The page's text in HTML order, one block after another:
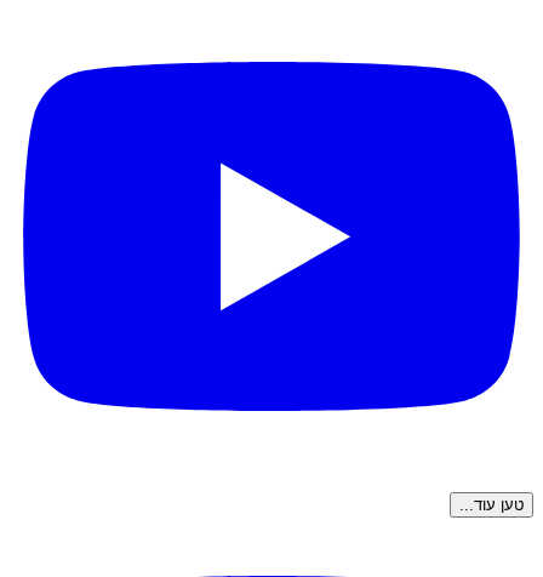
טען עוד...